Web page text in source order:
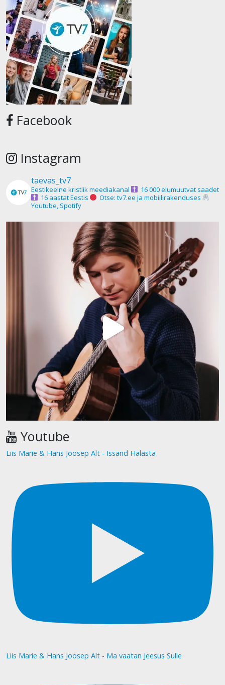
Facebook
Instagram
taevas_tv7
Eestikeelne kristlik meediakanal
16 000 elumuutvat saadet
16 aastat Eestis
Otse: tv7.ee ja mobiilirakenduses
Youtube, Spotify
Youtube
Liis Marie & Hans Joosep Alt - Issand Halasta
Liis Marie & Hans Joosep Alt - Ma vaatan Jeesus Sulle